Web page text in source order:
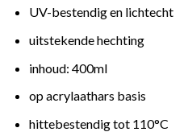
UV-bestendig en lichtecht
uitstekende hechting
inhoud: 400ml
op acrylaathars basis
hittebestendig tot 110°C